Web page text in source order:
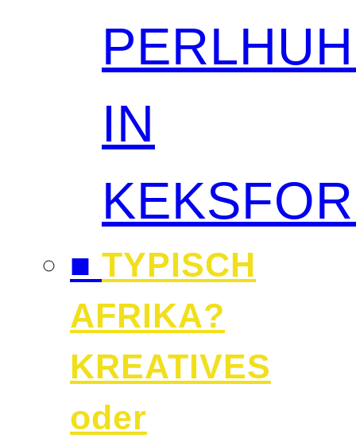
IN
■ TYPISCH
AFRIKA?
KREATIVES
oder